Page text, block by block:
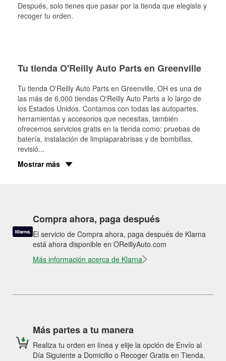
Después, solo tienes que pasar por la tienda que elegiste y
recoger tu orden.
Tu tienda O'Reilly Auto Parts en Greenville
Tu tienda O'Reilly Auto Parts en Greenville, OH es una de
las más de 6,000 tiendas O'Reilly Auto Parts a lo largo de
los Estados Unidos. Contamos con todas las autopartes,
herramientas y accesorios que necesitas, también
ofrecemos servicios gratis en la tienda como: pruebas de
batería, instalación de limpiaparabrisas y de bombillas,
revisió...
Mostrar más
Compra ahora, paga después
El servicio de Compra ahora, paga después de Klarna
está ahora disponible en OReillyAuto.com
Más información acerca de Klarna
Más partes a tu manera
Realiza tu orden en línea y elije la opción de Envío al
Día Siguiente a Domicilio o Recoger Gratis en Tienda.